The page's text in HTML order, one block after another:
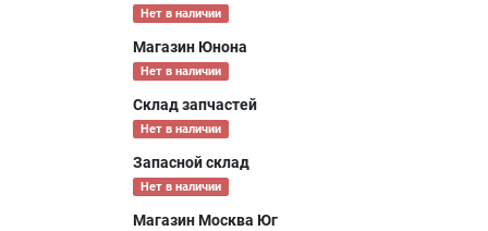
Нет в наличии
Магазин Юнона
Нет в наличии
Склад запчастей
Нет в наличии
Запасной склад
Нет в наличии
Магазин Москва Юг